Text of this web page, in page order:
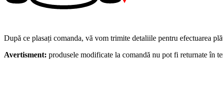
După ce plasați comanda, vă vom trimite detaliile pentru efectuarea
Avertisment: produsele modificate la comandă nu pot fi returnate în